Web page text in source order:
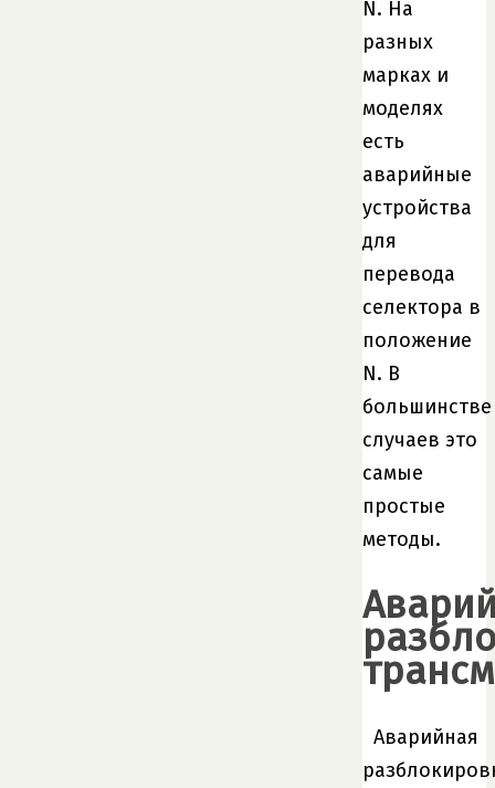
N. На
разных
марках и
моделях
есть
аварийные
устройства
для
перевода
селектора в
положение
N. В
большинстве
случаев это
самые
простые
методы.
Аварийная